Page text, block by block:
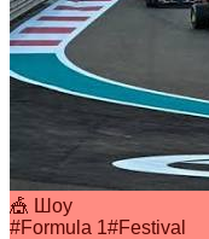
🎪 Шоу
#Formula 1#Festival